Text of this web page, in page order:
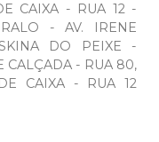
CAIXA - RUA 12 -
RALO - AV. IRENE
DO PEIXE -
CALÇADA - RUA 80,
CAIXA - RUA 12